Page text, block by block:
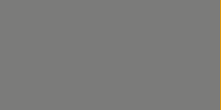
www.instagram.com/